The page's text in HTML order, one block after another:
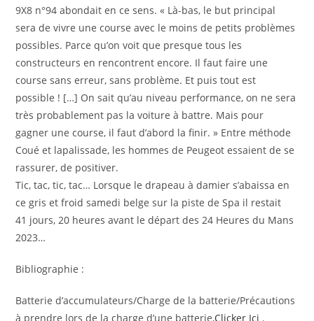
9X8 n°94 abondait en ce sens. « Là-bas, le but principal
sera de vivre une course avec le moins de petits problèmes
possibles. Parce qu’on voit que presque tous les
constructeurs en rencontrent encore. Il faut faire une
course sans erreur, sans problème. Et puis tout est
possible ! […] On sait qu’au niveau performance, on ne sera
très probablement pas la voiture à battre. Mais pour
gagner une course, il faut d’abord la finir. » Entre méthode
Coué et lapalissade, les hommes de Peugeot essaient de se
rassurer, de positiver.
Tic, tac, tic, tac… Lorsque le drapeau à damier s’abaissa en
ce gris et froid samedi belge sur la piste de Spa il restait
41 jours, 20 heures avant le départ des 24 Heures du Mans
2023…
Bibliographie :
Batterie d’accumulateurs/Charge de la batterie/Précautions
à prendre lors de la charge d’une batterie,Clicker Ici .